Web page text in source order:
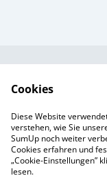
Cookies
Diese Website
verstehen, wie Sie
SumUp noch weiter
Cookies erfahren und
„Cookie-Einstellungen”
lesen.